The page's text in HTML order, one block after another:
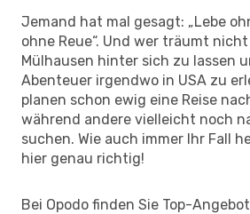
Jemand hat mal gesagt: „Lebe
ohne Reue“. Und wer träumt
Mülhausen hinter sich zu lassen
Abenteuer irgendwo in USA zu
planen schon ewig eine Reise
während andere vielleicht noch
suchen. Wie auch immer Ihr Fall
hier genau richtig!
Bei Opodo finden Sie Top-